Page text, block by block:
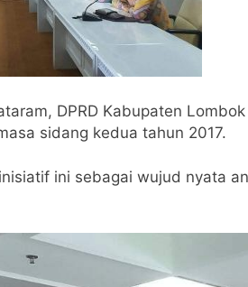
DPRD Kabupaten
sidang kedua tahun 2017.
ini sebagai wujud nyata